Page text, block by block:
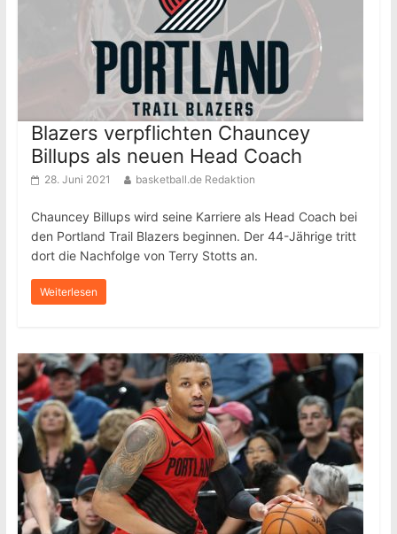
Blazers verpflichten Chauncey
Billups als neuen Head Coach
28. Juni 2021 basketball.de Redaktion
Chauncey Billups wird seine Karriere als Head Coach bei
den Portland Trail Blazers beginnen. Der 44-Jährige tritt
dort die Nachfolge von Terry Stotts an.
Weiterlesen